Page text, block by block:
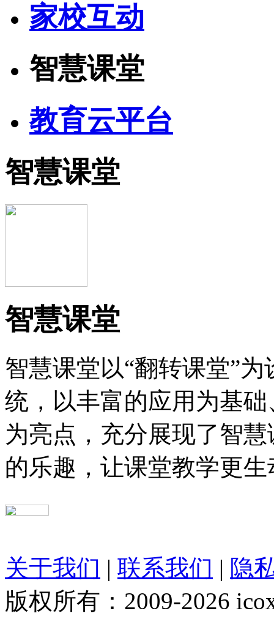
家校互动
智慧课堂
教育云平台
智慧课堂
智慧课堂
智慧课堂以“翻转课堂”
统，以丰富的应用为基
为亮点，充分展现了智
的乐趣，让课堂教学更
关于我们 | 联系我们 | 隐
版权所有：2009-2026